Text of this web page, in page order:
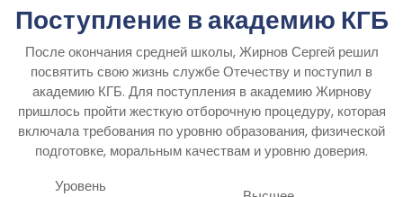
Поступление в академию КГБ
После окончания средней школы, Жирнов Сергей решил
посвятить свою жизнь службе Отечеству и поступил в
академию КГБ. Для поступления в академию Жирнову
пришлось пройти жесткую отборочную процедуру, которая
включала требования по уровню образования, физической
подготовке, моральным качествам и уровню доверия.
Уровень